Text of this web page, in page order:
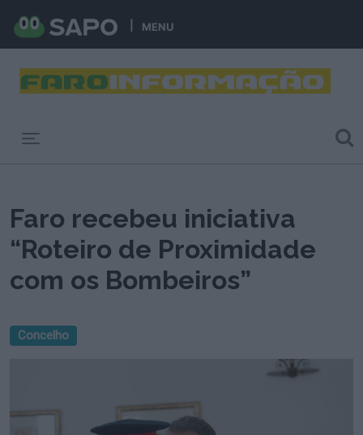
MENU
Faro recebeu iniciativa
“Roteiro de Proximidade
com os Bombeiros”
Concelho